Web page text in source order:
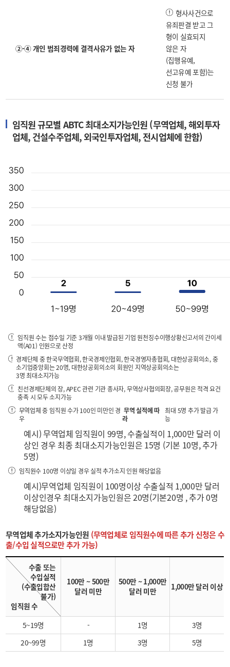
②-④ 개인 범죄경력에 결격사유가 없는 자
형사사건으로
유죄판결 받고 그
형이 실효되지
않은 자
(집행유예,
선고유예 포함)는
신청 불가
임직원 규모별 ABTC 최대소지가능인원 (무역업체, 해외투자
업체, 건설수주업체, 외국인투자업체, 전시업체에 한함)
임직원 수는 접수일 기준 3개월 이내 발급된 기업 원천징수이행상황신고서의 간이세
액(A01) 인원으로 산정
경제단체 중 한국무역협회, 한국경제인협회, 한국경영자총협회, 대한상공회의소, 중
소기업중앙회는 20명, 대한상공회의소의 회원인 지역상공회의소는
3명 최대소지가능
친선경제단체의 장, APEC 관련 기관 종사자, 무역상사협의회장, 공무원은 적격 요건
충족 시 모두 소지가능
무역업체 중 임직원 수가 100인 미만인 경
우
무역 실적에 따
라
최대 5명 추가 발급 가
능
예시) 무역업체 임직원이 99명, 수출실적이 1,000만 달러 이
상인 경우 최종 최대소지가능인원은 15명 (기본 10명, 추가
5명)
임직원수 100명 이상일 경우 실적 추가소지 인원 해당없음
예시)무역업체 임직원이 100명이상 수출실적 1,000만 달러
이상인경우 최대소지가능인원은 20명(기본20명 , 추가 0명
해당없음)
무역업체 추가소지가능인원 (무역업체로 임직원수에 따른 추가 신청은 수
출/수입 실적으로만 추가 가능)
수출 또는
수입실적
(수출입합산
불가)
임직원 수
100만 ~ 500만
달러 미만
500만 ~ 1,000만
달러 미만
1,000만 달러 이상
5~19명 - 1명
3명
20~99명
1명 3명 5명